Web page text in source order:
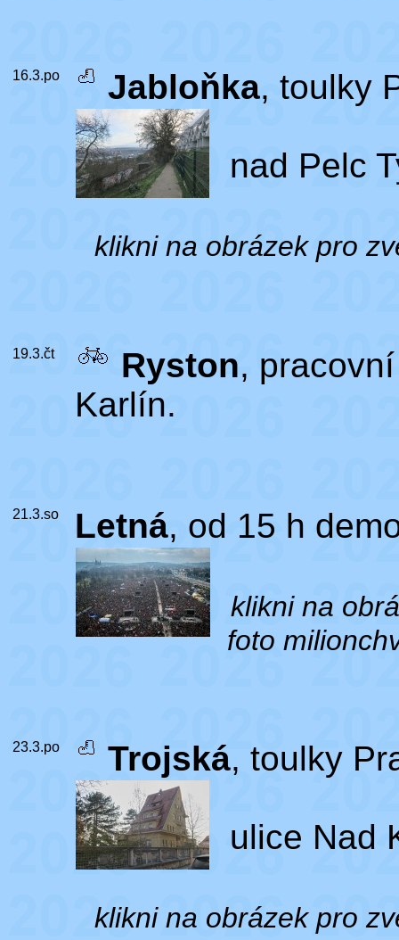
16.3.po Jabloňka, toulky
nad Pelc
klikni na obrázek pro
19.3.čt Ryston,
Karlín.
21.3.so Letná, od 15 h
klikni na
foto
23.3.po Trojská, toulky
ulice Nad
klikni na obrázek pro